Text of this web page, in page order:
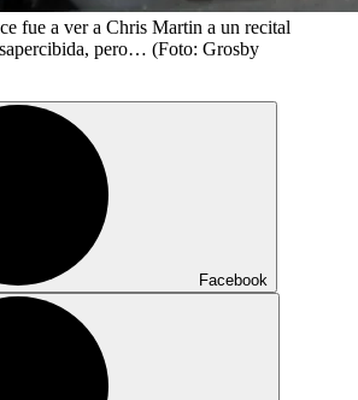
fue a ver a Chris Martin a un recital
pero… (Foto: Grosby
Facebook